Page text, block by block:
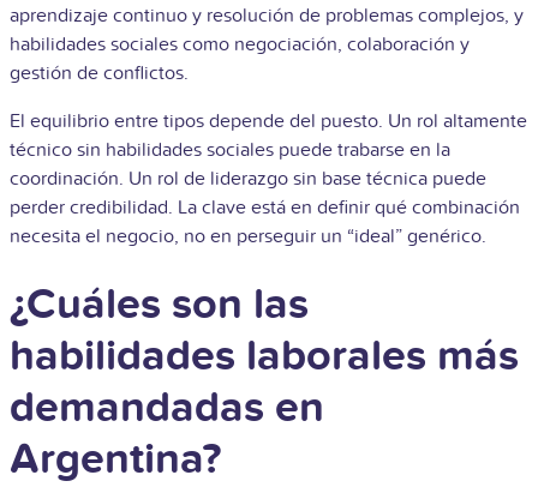
aprendizaje continuo y resolución de problemas complejos, y
habilidades sociales como negociación, colaboración y
gestión de conflictos.
El equilibrio entre tipos depende del puesto. Un rol altamente
técnico sin habilidades sociales puede trabarse en la
coordinación. Un rol de liderazgo sin base técnica puede
perder credibilidad. La clave está en definir qué combinación
necesita el negocio, no en perseguir un “ideal” genérico.
¿Cuáles son las
habilidades laborales más
demandadas en
Argentina?